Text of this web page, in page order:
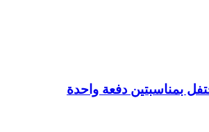
بمناسبتين دفعة واحدة